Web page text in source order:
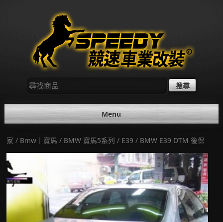
尋
找：
Menu
家 / Bmw｜寶馬 / BMW 寶馬5系列 / E39 / BMW E39 DTM 後保